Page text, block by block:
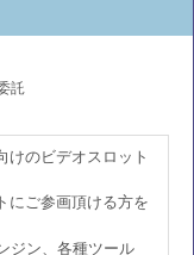
託
けのビデオスロット
にご参画頂ける方を
ジン、各種ツール